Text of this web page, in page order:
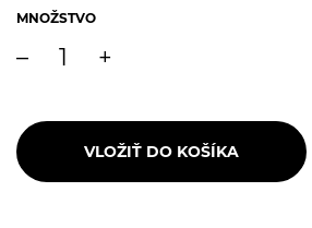
MNOŽSTVO
– +